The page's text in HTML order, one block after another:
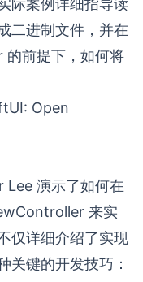
二进制文件，并在
前提下，如何将
Open
演示了如何在
来实
仅详细介绍了实现
关键的开发技巧：